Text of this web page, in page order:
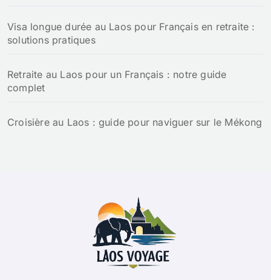
Visa longue durée au Laos pour Français en retraite :
solutions pratiques
Retraite au Laos pour un Français : notre guide
complet
Croisière au Laos : guide pour naviguer sur le Mékong